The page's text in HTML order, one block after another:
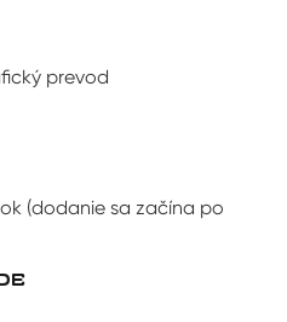
prevod
(dodanie sa začína po